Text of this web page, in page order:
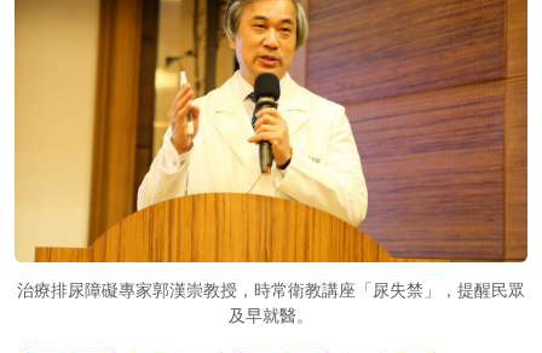
治療排尿障礙專家郭漢崇教授，時常衛教講座「尿失禁」，提醒民眾
及早就醫。